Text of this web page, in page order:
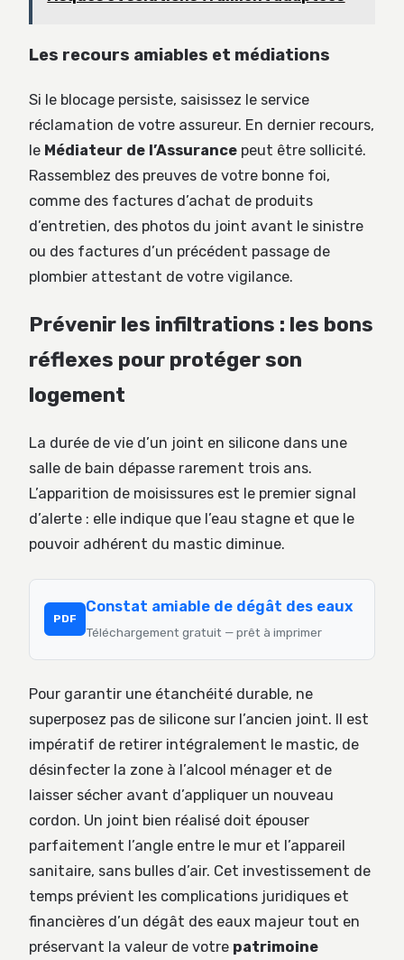
Les recours amiables et médiations
Si le blocage persiste, saisissez le service
réclamation de votre assureur. En dernier recours,
le Médiateur de l’Assurance peut être sollicité.
Rassemblez des preuves de votre bonne foi,
comme des factures d’achat de produits
d’entretien, des photos du joint avant le sinistre
ou des factures d’un précédent passage de
plombier attestant de votre vigilance.
Prévenir les infiltrations : les bons
réflexes pour protéger son
logement
La durée de vie d’un joint en silicone dans une
salle de bain dépasse rarement trois ans.
L’apparition de moisissures est le premier signal
d’alerte : elle indique que l’eau stagne et que le
pouvoir adhérent du mastic diminue.
PDF
Constat amiable de dégât des eaux
Téléchargement gratuit — prêt à imprimer
Pour garantir une étanchéité durable, ne
superposez pas de silicone sur l’ancien joint. Il est
impératif de retirer intégralement le mastic, de
désinfecter la zone à l’alcool ménager et de
laisser sécher avant d’appliquer un nouveau
cordon. Un joint bien réalisé doit épouser
parfaitement l’angle entre le mur et l’appareil
sanitaire, sans bulles d’air. Cet investissement de
temps prévient les complications juridiques et
financières d’un dégât des eaux majeur tout en
préservant la valeur de votre patrimoine